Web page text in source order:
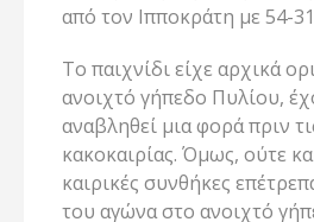
από τον Ιπποκράτη με 54-
Το παιχνίδι είχε αρχικά
ανοιχτό γήπεδο Πυλίου,
αναβληθεί μια φορά πριν
κακοκαιρίας. Όμως, ούτε
καιρικές συνθήκες
του αγώνα στο ανοιχτό